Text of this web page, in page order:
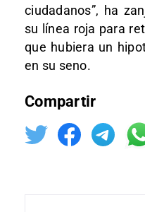
ciudadanos”, ha
su línea roja para
que hubiera un
en su seno.
Compartir